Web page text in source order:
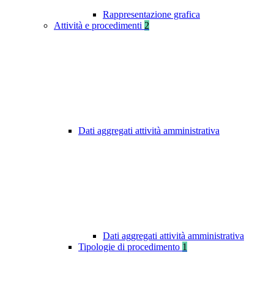
Rappresentazione grafica
Attività e procedimenti 2
Dati aggregati attività amministrativa
Dati aggregati attività amministrativa
Tipologie di procedimento 1